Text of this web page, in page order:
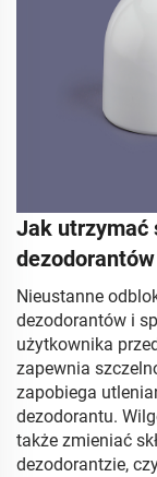
Jak utrzymać
dezodorantów
Nieustanne
dezodorantów i
użytkownika
zapewnia
zapobiega
dezodorantu.
także zmieniać
dezodorantzie,